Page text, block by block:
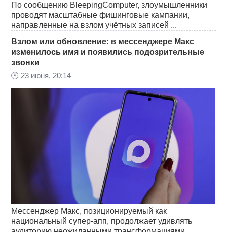
По сообщению BleepingComputer, злоумышленники
проводят масштабные фишинговые кампании,
направленные на взлом учётных записей ...
Взлом или обновление: в мессенджере Макс
изменилось имя и появились подозрительные
звонки
🕛 23 июня, 20:14
Мессенджер Макс, позиционируемый как
национальный супер-апп, продолжает удивлять